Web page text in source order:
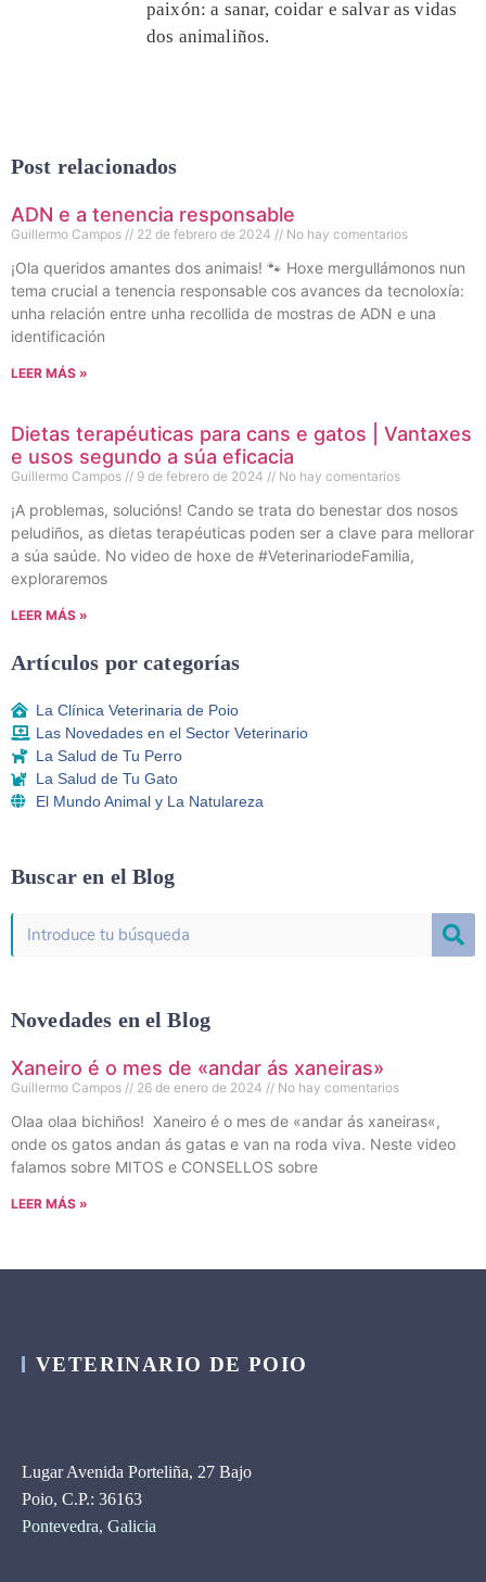
paixón: a sanar, coidar e salvar as vidas
dos animaliños.
Post relacionados
ADN e a tenencia responsable
Guillermo Campos 22 de febrero de 2024 No hay comentarios
¡Ola queridos amantes dos animais! 🐾 Hoxe mergullámonos nun
tema crucial a tenencia responsable cos avances da tecnoloxía:
unha relación entre unha recollida de mostras de ADN e una
identificación
LEER MÁS »
Dietas terapéuticas para cans e gatos | Vantaxes
e usos segundo a súa eficacia
Guillermo Campos 9 de febrero de 2024 No hay comentarios
¡A problemas, solucións! Cando se trata do benestar dos nosos
peludiños, as dietas terapéuticas poden ser a clave para mellorar
a súa saúde. No video de hoxe de #VeterinariodeFamilia,
exploraremos
LEER MÁS »
Artículos por categorías
La Clínica Veterinaria de Poio
Las Novedades en el Sector Veterinario
La Salud de Tu Perro
La Salud de Tu Gato
El Mundo Animal y La Natulareza
Buscar en el Blog
Novedades en el Blog
Xaneiro é o mes de «andar ás xaneiras»
Guillermo Campos 26 de enero de 2024 No hay comentarios
Olaa olaa bichiños! Xaneiro é o mes de «andar ás xaneiras«,
onde os gatos andan ás gatas e van na roda viva. Neste video
falamos sobre MITOS e CONSELLOS sobre
LEER MÁS »
VETERINARIO DE POIO
Lugar Avenida Porteliña, 27 Bajo
Poio, C.P.: 36163
Pontevedra, Galicia